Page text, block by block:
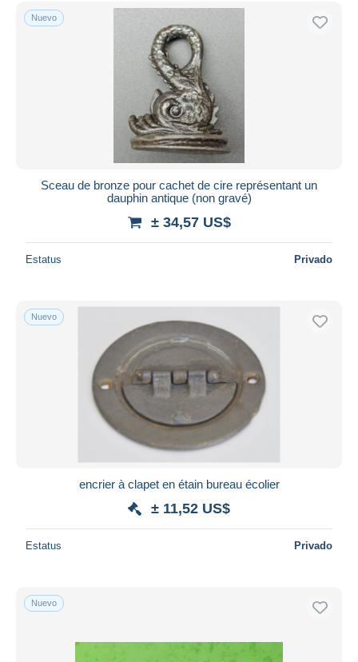
Sólo con descuento
Envío gratis
Transferencia bancaria
Mastercard
Bancontact
iDeal
Maestro
Residencia del vendedor
Aplicar
Nuevo
Sceau de bronze pour cachet de cire représentant un
dauphin antique (non gravé)
± 34,57 US$
Estatus Privado
Nuevo
encrier à clapet en étain bureau écolier
± 11,52 US$
Estatus Privado
Nuevo